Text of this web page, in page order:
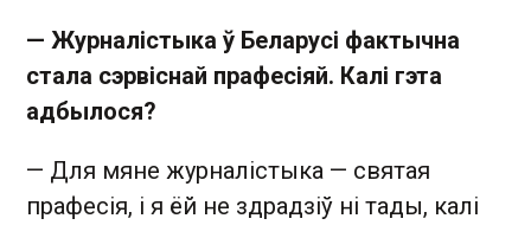
— Журналістыка ў Беларусі фактычна
стала сэрвіснай прафесіяй. Калі гэта
адбылося?
— Для мяне журналістыка — святая
прафесія, і я ёй не здрадзіў ні тады, калі